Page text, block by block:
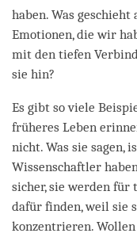
haben. Was
Emotionen, die wir
mit den tiefen
sie hin?
Es gibt so viele
früheres Leben
nicht. Was sie sagen,
Wissenschaftler
sicher, sie werden für
dafür finden, weil sie
konzentrieren.